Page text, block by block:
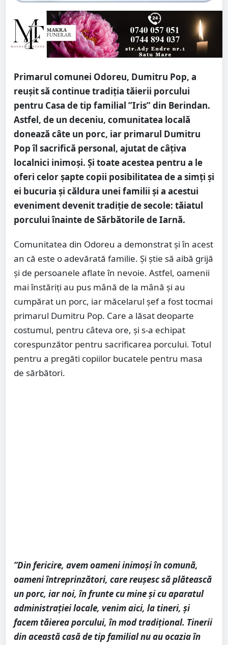
Primarul comunei Odoreu, Dumitru Pop, a
reușit să continue tradiția tăierii porcului
pentru Casa de tip familial ”Iris” din Berindan.
Astfel, de un deceniu, comunitatea locală
donează câte un porc, iar primarul Dumitru
Pop îl sacrifică personal, ajutat de câțiva
localnici inimoși. Și toate acestea pentru a le
oferi celor șapte copii posibilitatea de a simți și
ei bucuria și căldura unei familii și a acestui
eveniment devenit tradiție de secole: tăiatul
porcului înainte de Sărbătorile de Iarnă.
Comunitatea din Odoreu a demonstrat și în acest
an că este o adevărată familie. Și știe să aibă grijă
și de persoanele aflate în nevoie. Astfel, oamenii
mai înstăriți au pus mână de la mână și au
cumpărat un porc, iar măcelarul șef a fost tocmai
primarul Dumitru Pop. Care a lăsat deoparte
costumul, pentru câteva ore, și s-a echipat
corespunzător pentru sacrificarea porcului. Totul
pentru a pregăti copiilor bucatele pentru masa
de sărbători.
”Din fericire, avem oameni inimoși în comună,
oameni întreprinzători, care reușesc să plătească
un porc, iar noi, în frunte cu mine și cu aparatul
administrației locale, venim aici, la tineri, și
facem tăierea porcului, în mod tradițional. Tinerii
din această casă de tip familial nu au ocazia în